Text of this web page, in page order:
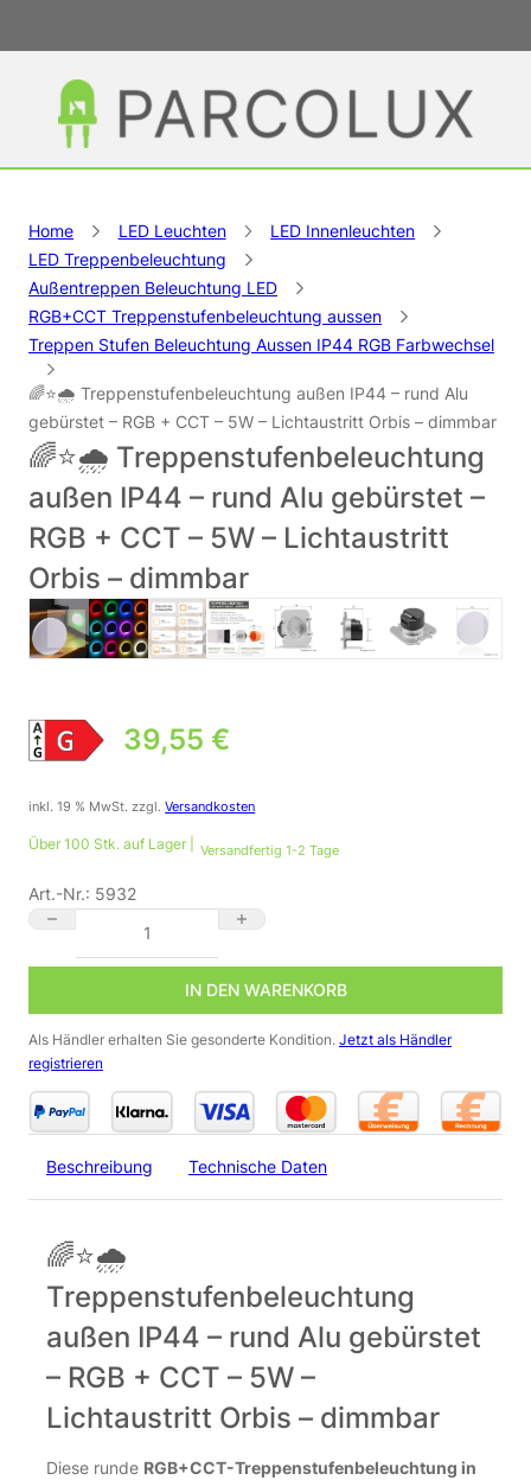
Home LED Leuchten
LED Innenleuchten
LED Treppenbeleuchtung
Außentreppen Beleuchtung LED
RGB+CCT Treppenstufenbeleuchtung aussen
Treppen Stufen Beleuchtung Aussen IP44 RGB Farbwechsel
🌈⭐🌧️ Treppenstufenbeleuchtung außen IP44 – rund Alu
gebürstet – RGB + CCT – 5W – Lichtaustritt Orbis – dimmbar
🌈⭐🌧️ Treppenstufenbeleuchtung
außen IP44 – rund Alu gebürstet –
RGB + CCT – 5W – Lichtaustritt
Orbis – dimmbar
39,55 €
inkl. 19 % MwSt. zzgl.Versandkosten
Über 100 Stk. auf Lager | Versandfertig 1-2 Tage
Art.-Nr.: 5932
🌈⭐🌧️ Treppenstufenbeleuchtung außen IP44 – rund Alu
IN DEN WARENKORB
Als Händler erhalten Sie gesonderte Kondition. Jetzt als Händler
registrieren
Beschreibung Technische Daten
🌈⭐🌧️
Treppenstufenbeleuchtung
außen IP44 – rund Alu gebürstet
– RGB + CCT – 5W –
Lichtaustritt Orbis – dimmbar
Diese runde RGB+CCT-Treppenstufenbeleuchtung in